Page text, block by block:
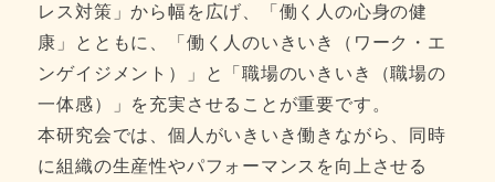
レス対策」から幅を広げ、「働く人の心身の健
康」とともに、「働く人のいきいき（ワーク・エ
ンゲイジメント）」と「職場のいきいき（職場の
一体感）」を充実させることが重要です。
本研究会では、個人がいきいき働きながら、同時
に組織の生産性やパフォーマンスを向上させる